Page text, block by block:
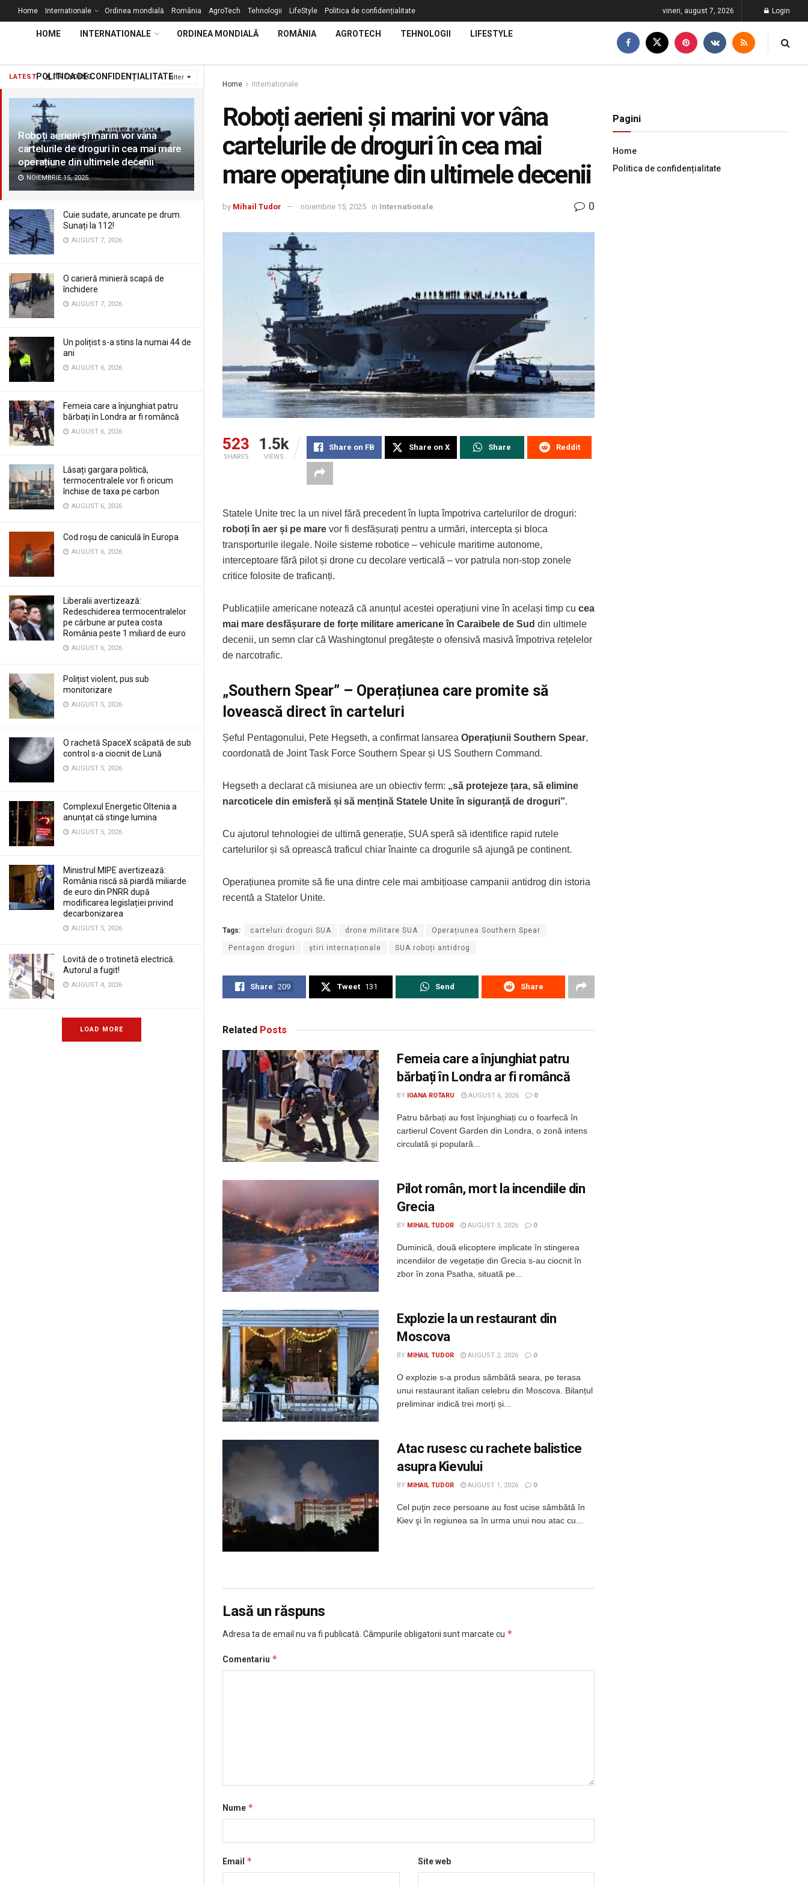
LATEST TRENDING Filter
Roboți aerieni și marini vor vâna
cartelurile de droguri în cea mai mare
operațiune din ultimele decenii
NOIEMBRIE 15, 2025
Cuie sudate, aruncate pe drum.
Sunați la 112!
AUGUST 7, 2026
O carieră minieră scapă de
închidere
AUGUST 7, 2026
Un polițist s-a stins la numai 44 de
ani
AUGUST 6, 2026
Femeia care a înjunghiat patru
bărbați în Londra ar fi româncă
AUGUST 6, 2026
Lăsați gargara politică,
termocentralele vor fi oricum
închise de taxa pe carbon
AUGUST 6, 2026
Cod roșu de caniculă în Europa
AUGUST 6, 2026
Liberalii avertizează:
Redeschiderea termocentralelor
pe cărbune ar putea costa
România peste 1 miliard de euro
AUGUST 6, 2026
Polițist violent, pus sub
monitorizare
AUGUST 5, 2026
O rachetă SpaceX scăpată de sub
control s-a ciocnit de Lună
AUGUST 5, 2026
Complexul Energetic Oltenia a
anunțat că stinge lumina
AUGUST 5, 2026
Ministrul MIPE avertizează:
România riscă să piardă miliarde
de euro din PNRR după
modificarea legislației privind
decarbonizarea
AUGUST 5, 2026
Lovită de o trotinetă electrică.
Autorul a fugit!
AUGUST 4, 2026
LOAD MORE
Home Internationale Ordinea mondială România AgroTech Tehnologii LifeStyle Politica de confidențialitate vineri, august 7, 2026 Login
HOME INTERNATIONALE ORDINEA MONDIALĂ ROMÂNIA AGROTECH TEHNOLOGII LIFESTYLE
POLITICA DE CONFIDENȚIALITATE
Home Internationale
Roboți aerieni și marini vor vâna
cartelurile de droguri în cea mai
mare operațiune din ultimele decenii
by Mihail Tudor noiembrie 15, 2025 in Internationale 0
523
SHARES
1.5k
VIEWS
Share on FB Share on X Share Reddit
Statele Unite trec la un nivel fără precedent în lupta împotriva cartelurilor de droguri:
roboți în aer și pe mare vor fi desfășurați pentru a urmări, intercepta și bloca
transporturile ilegale. Noile sisteme robotice – vehicule maritime autonome,
interceptoare fără pilot și drone cu decolare verticală – vor patrula non-stop zonele
critice folosite de traficanți.
Publicațiile americane notează că anunțul acestei operațiuni vine în același timp cu cea
mai mare desfășurare de forțe militare americane în Caraibele de Sud din ultimele
decenii, un semn clar că Washingtonul pregătește o ofensivă masivă împotriva rețelelor
de narcotrafic.
„Southern Spear” – Operațiunea care promite să
lovească direct în carteluri
Șeful Pentagonului, Pete Hegseth, a confirmat lansarea Operațiunii Southern Spear,
coordonată de Joint Task Force Southern Spear și US Southern Command.
Hegseth a declarat că misiunea are un obiectiv ferm: „să protejeze țara, să elimine
narcoticele din emisferă și să mențină Statele Unite în siguranță de droguri”.
Cu ajutorul tehnologiei de ultimă generație, SUA speră să identifice rapid rutele
cartelurilor și să oprească traficul chiar înainte ca drogurile să ajungă pe continent.
Operațiunea promite să fie una dintre cele mai ambițioase campanii antidrog din istoria
recentă a Statelor Unite.
Tags: carteluri droguri SUA drone militare SUA Operațiunea Southern Spear
Pentagon droguri știri internaționale SUA roboți antidrog
Share 209 Tweet 131 Send Share
Related Posts
Femeia care a înjunghiat patru
bărbați în Londra ar fi româncă
BY IOANA ROTARU AUGUST 6, 2026 0
Patru bărbați au fost înjunghiați cu o foarfecă în
cartierul Covent Garden din Londra, o zonă intens
circulată și populară...
Pilot român, mort la incendiile din
Grecia
BY MIHAIL TUDOR AUGUST 3, 2026 0
Duminică, două elicoptere implicate în stingerea
incendiilor de vegetație din Grecia s-au ciocnit în
zbor în zona Psatha, situată pe...
Explozie la un restaurant din
Moscova
BY MIHAIL TUDOR AUGUST 2, 2026 0
O explozie s-a produs sâmbătă seara, pe terasa
unui restaurant italian celebru din Moscova. Bilanțul
preliminar indică trei morți și...
Atac rusesc cu rachete balistice
asupra Kievului
BY MIHAIL TUDOR AUGUST 1, 2026 0
Cel puţin zece persoane au fost ucise sâmbătă în
Kiev şi în regiunea sa în urma unui nou atac cu...
Lasă un răspuns
Adresa ta de email nu va fi publicată. Câmpurile obligatorii sunt marcate cu *
Comentariu *
Nume *
Email * Site web
Pagini
Home
Politica de confidențialitate